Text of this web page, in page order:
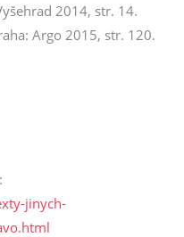
2014, str. 14.
Argo 2015, str. 120.
jinych-